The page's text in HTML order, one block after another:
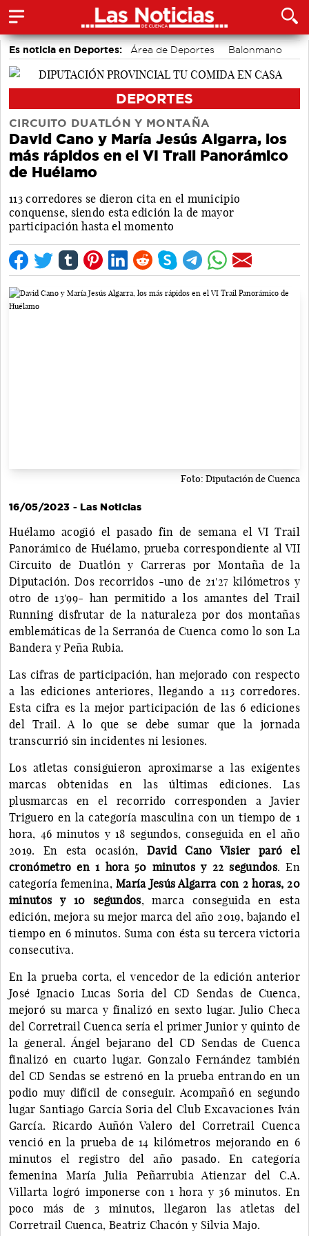
Es noticia en Deportes: Área de Deportes
Balonmano
Fútbol
DEPORTES
CIRCUITO DUATLÓN Y MONTAÑA
David Cano y María Jesús Algarra, los
más rápidos en el VI Trail Panorámico
de Huélamo
113 corredores se dieron cita en el municipio
conquense, siendo esta edición la de mayor
participación hasta el momento
Foto: Diputación de Cuenca
16/05/2023 - Las Noticias
Huélamo acogió el pasado fin de semana el VI Trail
Panorámico de Huélamo, prueba correspondiente al VII
Circuito de Duatlón y Carreras por Montaña de la
Diputación. Dos recorridos -uno de 21'27 kilómetros y
otro de 13'99- han permitido a los amantes del Trail
Running disfrutar de la naturaleza por dos montañas
emblemáticas de la Serranóa de Cuenca como lo son La
Bandera y Peña Rubia.
Las cifras de participación, han mejorado con respecto
a las ediciones anteriores, llegando a 113 corredores.
Esta cifra es la mejor participación de las 6 ediciones
del Trail. A lo que se debe sumar que la jornada
transcurrió sin incidentes ni lesiones.
Los atletas consiguieron aproximarse a las exigentes
marcas obtenidas en las últimas ediciones. Las
plusmarcas en el recorrido corresponden a Javier
Triguero en la categoría masculina con un tiempo de 1
hora, 46 minutos y 18 segundos, conseguida en el año
2019. En esta ocasión, David Cano Visier paró el
cronómetro en 1 hora 50 minutos y 22 segundos. En
categoría femenina, María Jesús Algarra con 2 horas, 20
minutos y 10 segundos, marca conseguida en esta
edición, mejora su mejor marca del año 2019, bajando el
tiempo en 6 minutos. Suma con ésta su tercera victoria
consecutiva.
En la prueba corta, el vencedor de la edición anterior
José Ignacio Lucas Soria del CD Sendas de Cuenca,
mejoró su marca y finalizó en sexto lugar. Julio Checa
del Corretrail Cuenca sería el primer Junior y quinto de
la general. Ángel bejarano del CD Sendas de Cuenca
finalizó en cuarto lugar. Gonzalo Fernández también
del CD Sendas se estrenó en la prueba entrando en un
podio muy difícil de conseguir. Acompañó en segundo
lugar Santiago García Soria del Club Excavaciones Iván
García. Ricardo Auñón Valero del Corretrail Cuenca
venció en la prueba de 14 kilómetros mejorando en 6
minutos el registro del año pasado. En categoría
femenina María Julia Peñarrubia Atienzar del C.A.
Villarta logró imponerse con 1 hora y 36 minutos. En
poco más de 3 minutos, llegaron las atletas del
Corretrail Cuenca, Beatriz Chacón y Silvia Majo.